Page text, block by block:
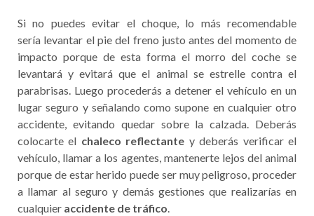
Si no puedes evitar el choque, lo más recomendable
sería levantar el pie del freno justo antes del momento de
impacto porque de esta forma el morro del coche se
levantará y evitará que el animal se estrelle contra el
parabrisas. Luego procederás a detener el vehículo en un
lugar seguro y señalando como supone en cualquier otro
accidente, evitando quedar sobre la calzada. Deberás
colocarte el chaleco reflectante y deberás verificar el
vehículo, llamar a los agentes, mantenerte lejos del animal
porque de estar herido puede ser muy peligroso, proceder
a llamar al seguro y demás gestiones que realizarías en
cualquier accidente de tráfico.